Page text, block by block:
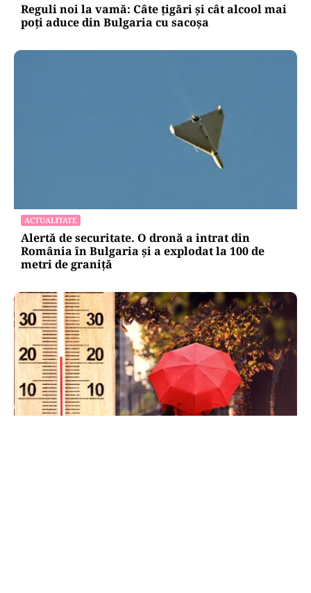
Reguli noi la vamă: Câte țigări și cât alcool mai
poți aduce din Bulgaria cu sacoșa
ACTUALITATE
Alertă de securitate. O dronă a intrat din
România în Bulgaria şi a explodat la 100 de
metri de graniţă